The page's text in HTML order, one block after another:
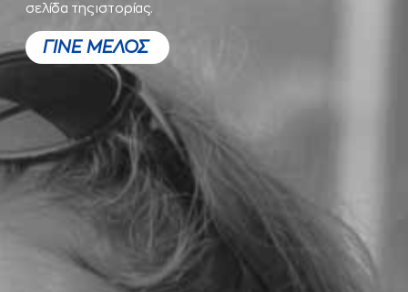
σελίδα της ιστορίας.
ΓΙΝΕ ΜΕΛΟΣ